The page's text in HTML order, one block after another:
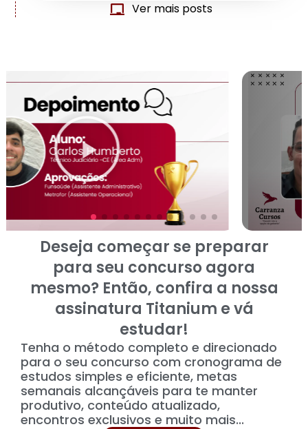
Ver mais posts
Deseja começar se preparar
para seu concurso agora
mesmo? Então, confira a nossa
assinatura Titanium e vá
estudar!
Tenha o método completo e direcionado
para o seu concurso com cronograma de
estudos simples e eficiente, metas
semanais alcançáveis para te manter
produtivo, conteúdo atualizado,
encontros exclusivos e muito mais...